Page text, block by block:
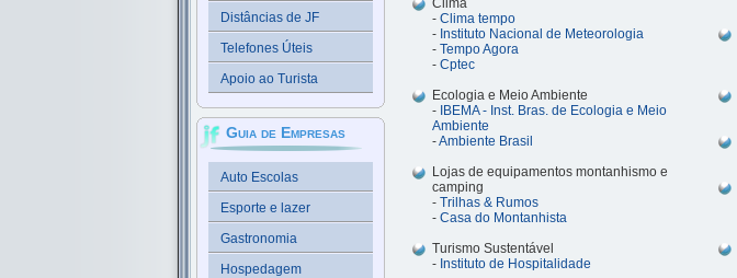
Distâncias de JF
Telefones Úteis
Apoio ao Turista
Guia de Empresas
Auto Escolas
Esporte e lazer
Gastronomia
Hospedagem
Clima
- Clima tempo
- Instituto Nacional de Meteorologia
- Tempo Agora
- Cptec
Ecologia e Meio Ambiente
- IBEMA - Inst. Bras. de Ecologia e Meio
Ambiente
-Ambiente Brasil
Lojas de equipamentos montanhismo e
camping
- Trilhas & Rumos
- Casa do Montanhista
Turismo Sustentável
- Instituto de Hospitalidade